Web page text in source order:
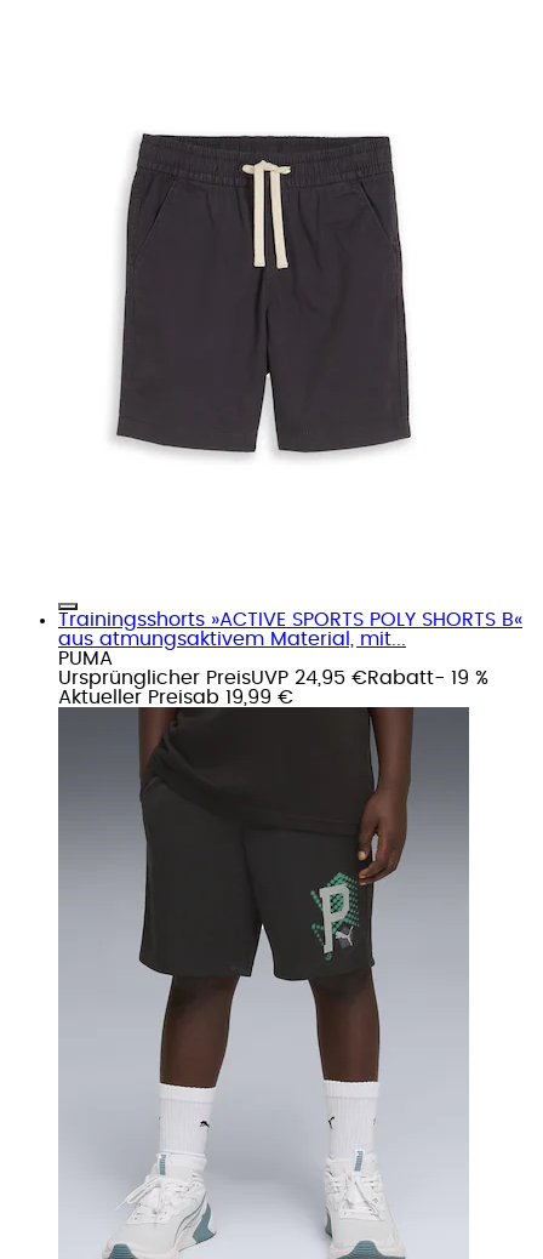
Trainingsshorts »ACTIVE SPORTS POLY SHORTS B«
aus atmungsaktivem Material, mit...
PUMA
Ursprünglicher PreisUVP 24,95 €Rabatt- 19 %
Aktueller Preisab 19,99 €